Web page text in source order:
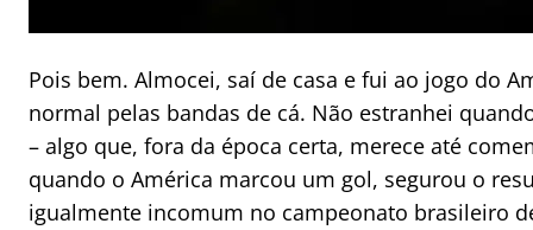
Pois bem. Almocei, saí de casa e fui ao jogo do
normal pelas bandas de cá. Não estranhei
– algo que, fora da época certa, merece até
quando o América marcou um gol, segurou o
igualmente incomum no campeonato brasileiro